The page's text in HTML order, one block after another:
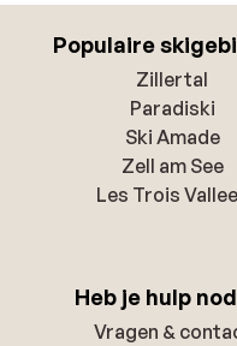
Populaire
Zillertal
Paradiski
Ski Amade
Zell am See
Les Trois
Heb je hulp
Vragen &